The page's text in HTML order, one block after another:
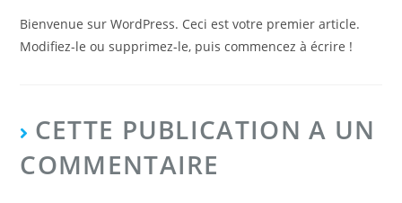
Bienvenue sur WordPress. Ceci est votre premier article.
Modifiez-le ou supprimez-le, puis commencez à écrire !
CETTE PUBLICATION A UN
COMMENTAIRE